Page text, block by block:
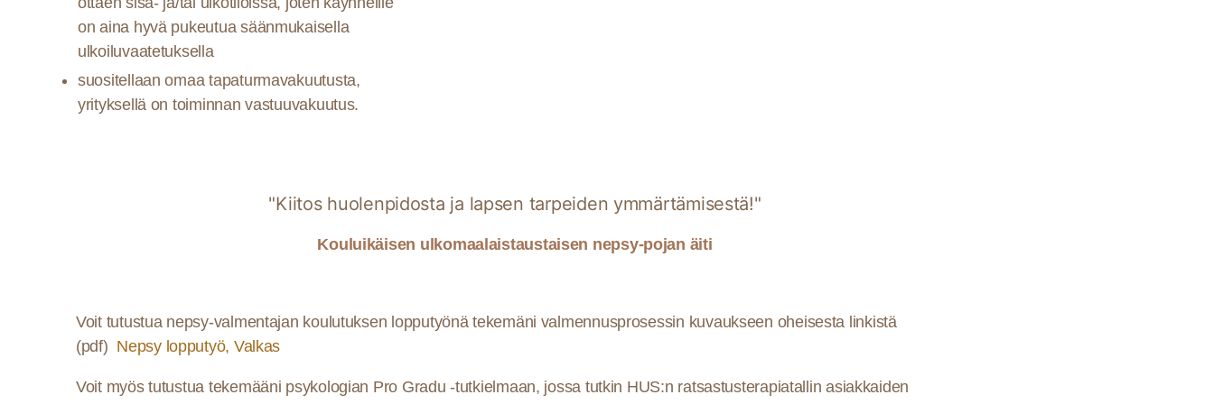
on aina hyvä pukeutua säänmukaisella
ulkoiluvaatetuksella
suositellaan omaa tapaturmavakuutusta,
yrityksellä on toiminnan vastuuvakuutus.
"Kiitos huolenpidosta ja lapsen tarpeiden ymmärtämisestä!"
Kouluikäisen ulkomaalaistaustaisen nepsy-pojan äiti
Voit tutustua nepsy-valmentajan koulutuksen lopputyönä tekemäni valmennusprosessin kuvaukseen oheisesta linkistä
(pdf) Nepsy lopputyö, Valkas
Voit myös tutustua tekemääni psykologian Pro Gradu -tutkielmaan, jossa tutkin HUS:n ratsastusterapiatallin asiakkaiden